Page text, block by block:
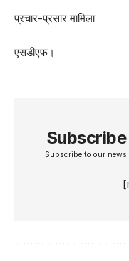
प्रचार-प्रसार मामिला
एसडीएफ।
Subscribe to our